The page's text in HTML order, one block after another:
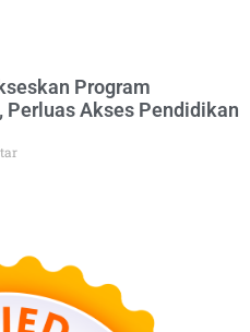
Program
Akses Pendidikan